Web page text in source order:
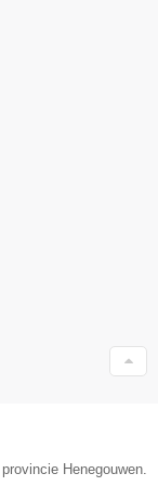
Henegouwen.